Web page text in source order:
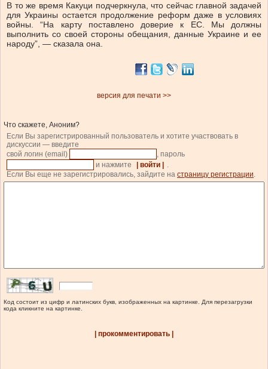
В то же время Какуци подчеркнула, что сейчас главной задачей
для Украины остается продолжение реформ даже в условиях
войны. “На карту поставлено доверие к ЕС. Мы должны
выполнить со своей стороны обещания, данные Украине и ее
народу”, — сказала она.
версия для печати >>
Что скажете, Аноним?
Если Вы зарегистрированный пользователь и хотите участвовать в
дискуссии — введите
свой логин (email)
, пароль
и нажмите
| войти |
.
Если Вы еще не зарегистрировались, зайдите на страницу регистрации.
Код состоит из цифр и латинских букв, изображенных на картинке. Для перезагрузки
кода кликните на картинке.
| прокомментировать |